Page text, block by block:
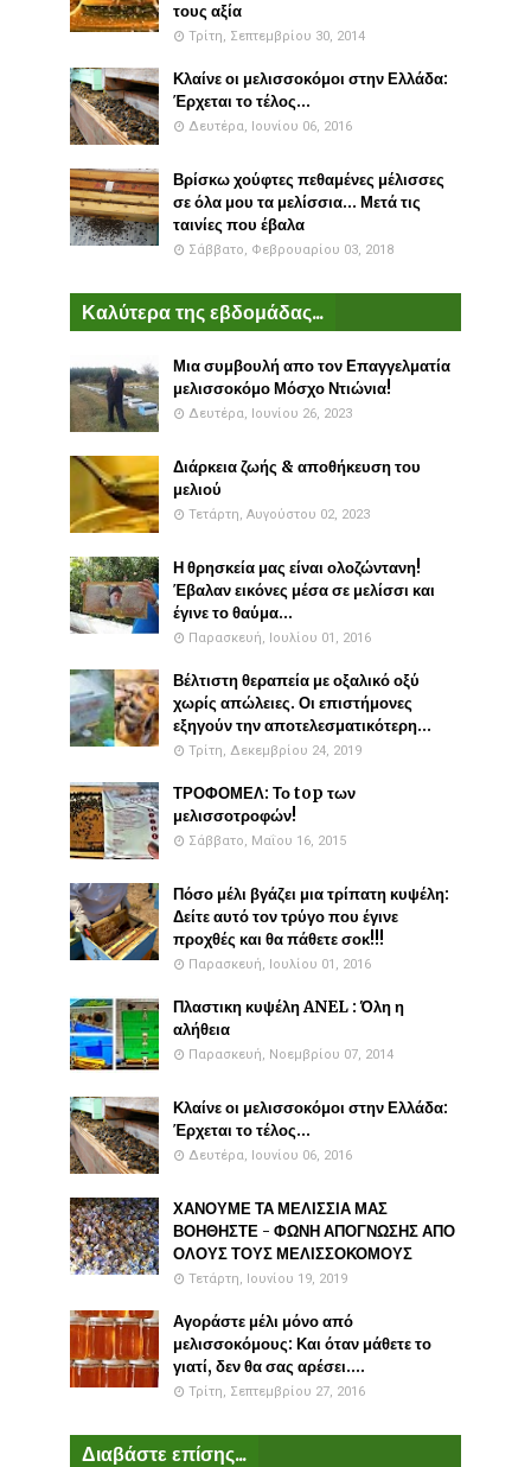
τους αξία
Τρίτη, Σεπτεμβρίου 30, 2014
Κλαίνε οι μελισσοκόμοι στην Ελλάδα:
Έρχεται το τέλος...
Δευτέρα, Ιουνίου 06, 2016
Βρίσκω χούφτες πεθαμένες μέλισσες
σε όλα μου τα μελίσσια... Μετά τις
ταινίες που έβαλα
Σάββατο, Φεβρουαρίου 03, 2018
Καλύτερα της εβδομάδας...
Μια συμβουλή απο τον Επαγγελματία
μελισσοκόμο Μόσχο Ντιώνια!
Δευτέρα, Ιουνίου 26, 2023
Διάρκεια ζωής & αποθήκευση του
μελιού
Τετάρτη, Αυγούστου 02, 2023
Η θρησκεία μας είναι ολοζώντανη!
Έβαλαν εικόνες μέσα σε μελίσσι και
έγινε το θαύμα...
Παρασκευή, Ιουλίου 01, 2016
Βέλτιστη θεραπεία με οξαλικό οξύ
χωρίς απώλειες. Οι επιστήμονες
εξηγούν την αποτελεσματικότερη...
Τρίτη, Δεκεμβρίου 24, 2019
ΤΡΟΦΟΜΕΛ: Το top των
μελισσοτροφών!
Σάββατο, Μαΐου 16, 2015
Πόσο μέλι βγάζει μια τρίπατη κυψέλη:
Δείτε αυτό τον τρύγο που έγινε
προχθές και θα πάθετε σοκ!!!
Παρασκευή, Ιουλίου 01, 2016
Πλαστικη κυψέλη ANEL : Όλη η
αλήθεια
Παρασκευή, Νοεμβρίου 07, 2014
Κλαίνε οι μελισσοκόμοι στην Ελλάδα:
Έρχεται το τέλος...
Δευτέρα, Ιουνίου 06, 2016
ΧΑΝΟΥΜΕ ΤΑ ΜΕΛΙΣΣΙΑ ΜΑΣ
ΒΟΗΘΗΣΤΕ - ΦΩΝΗ ΑΠΟΓΝΩΣΗΣ ΑΠΟ
ΟΛΟΥΣ ΤΟΥΣ ΜΕΛΙΣΣΟΚΟΜΟΥΣ
Τετάρτη, Ιουνίου 19, 2019
Αγοράστε μέλι μόνο από
μελισσοκόμους: Και όταν μάθετε το
γιατί, δεν θα σας αρέσει....
Τρίτη, Σεπτεμβρίου 27, 2016
Διαβάστε επίσης...